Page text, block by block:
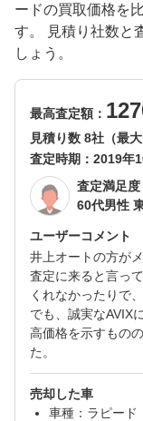
ードの買取価格を
す。 見積り社数と
しょう。
最高査定額：
見積り数 8社（最
査定時期： 2019年
査定満足度
60代男性
ユーザーコメント
井上オートの方が
査定に来ると言っ
くれなかったりで
でも、誠実なAVIX
高価格を示すもの
た。
売却した車
車種：ラピード